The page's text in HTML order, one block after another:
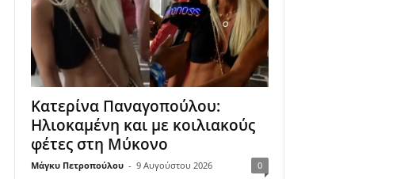
Κατερίνα Παναγοπούλου:
Ηλιοκαμένη και με κοιλιακούς
φέτες στη Μύκονο
Μάγκυ Πετροπούλου - 9 Αυγούστου 2026 0